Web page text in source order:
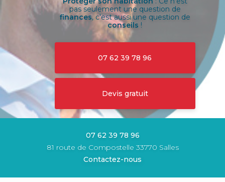
pas seulement une question de
finances, c'est aussi une question de
conseils !
07 62 39 78 96
Devis gratuit
07 62 39 78 96
81 route de Compostelle 33770 Salles
Contactez-nous